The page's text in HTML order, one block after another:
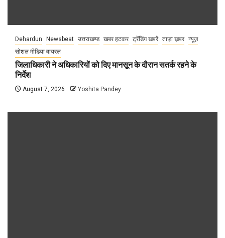
Dehardun Newsbeat उत्तराखण्ड खबर हटकर ट्रेंडिंग खबरें ताज़ा ख़बर न्यूज़
सोशल मीडिया वायरल
जिलाधिकारी ने अधिकारियों को दिए मानसून के दौरान सतर्क रहने के
निर्देश
August 7, 2026 Yoshita Pandey